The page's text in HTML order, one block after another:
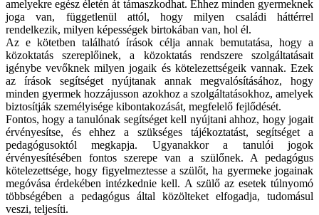
amelyekre egész életén át támaszkodhat. Ehhez minden gyermeknek
joga van, függetlenül attól, hogy milyen családi háttérrel
rendelkezik, milyen képességek birtokában van, hol él.
Az e kötetben található írások célja annak bemutatása, hogy a
közoktatás szereplőinek, a közoktatás rendszere szolgáltatásait
igénybe vevőknek milyen jogaik és kötelezettségeik vannak. Ezek
az írások segítséget nyújtanak annak megvalósításához, hogy
minden gyermek hozzájusson azokhoz a szolgáltatásokhoz, amelyek
biztosítják személyisége kibontakozását, megfelelő fejlődését.
Fontos, hogy a tanulónak segítséget kell nyújtani ahhoz, hogy jogait
érvényesítse, és ehhez a szükséges tájékoztatást, segítséget a
pedagógusoktól megkapja. Ugyanakkor a tanulói jogok
érvényesítésében fontos szerepe van a szülőnek. A pedagógus
kötelezettsége, hogy figyelmeztesse a szülőt, ha gyermeke jogainak
megóvása érdekében intézkednie kell. A szülő az esetek túlnyomó
többségében a pedagógus által közölteket elfogadja, tudomásul
veszi, teljesíti.